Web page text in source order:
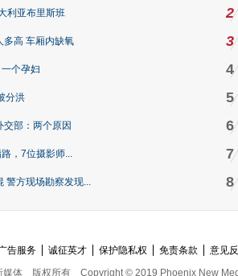
利亚布里斯班
多高 车厢内缺氧
个孕妇
分洪
部：两个原因
，7位摄影师...
警方现场勘察发现...
2
3
4
5
6
7
8
告服务 诚征英才 保护隐私权 免责条款 意见
媒体
版权所有 Copyright © 2019 Phoenix New